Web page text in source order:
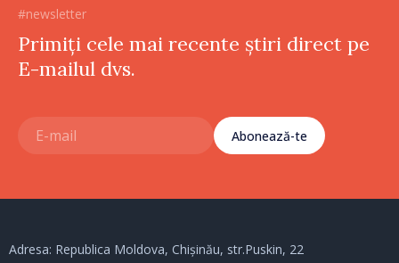
#newsletter
Primiți cele mai recente știri direct pe
E-mailul dvs.
Abonează-te
Adresa: Republica Moldova, Chișinău, str.Puskin, 22